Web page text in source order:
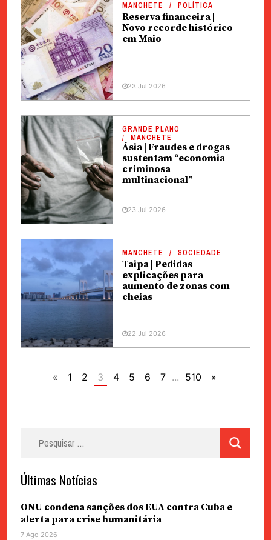
MANCHETE POLÍTICA
Reserva financeira |
Novo recorde histórico
em Maio
23 Jul 2026
GRANDE PLANO
MANCHETE
Ásia | Fraudes e drogas
sustentam “economia
criminosa
multinacional”
23 Jul 2026
MANCHETE SOCIEDADE
Taipa | Pedidas
explicações para
aumento de zonas com
cheias
22 Jul 2026
« 1 2 3 4 5 6 7 ... 510 »
Últimas Notícias
ONU condena sanções dos EUA contra Cuba e
alerta para crise humanitária
7 Ago 2026